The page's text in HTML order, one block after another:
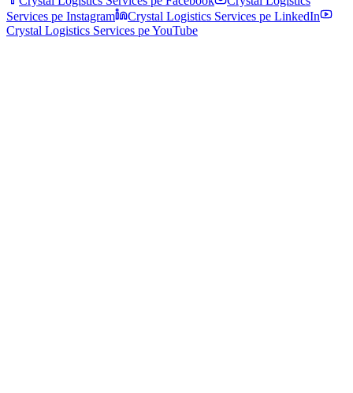
Services pe Instagram Crystal Logistics Services pe LinkedIn
Crystal Logistics Services peYouTube